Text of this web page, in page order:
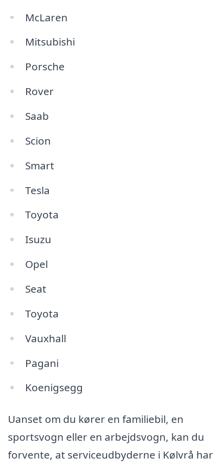
McLaren
Mitsubishi
Porsche
Rover
Saab
Scion
Smart
Tesla
Toyota
Isuzu
Opel
Seat
Toyota
Vauxhall
Pagani
Koenigsegg
Uanset om du kører en familiebil, en
sportsvogn eller en arbejdsvogn, kan du
forvente, at serviceudbyderne i Kølvrå har